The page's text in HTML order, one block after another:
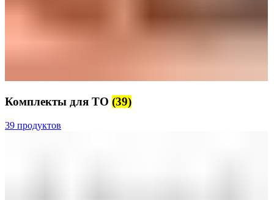
Комплекты для ТО (39)
39 продуктов